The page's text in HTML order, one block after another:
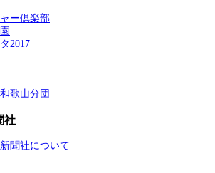
ー倶楽部
2017
歌山分団
社
聞社について